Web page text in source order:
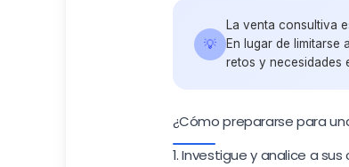
💡
La venta consultiva
En lugar de limitarse a
retos y necesidades
¿Cómo prepararse para
1. Investigue y analice a